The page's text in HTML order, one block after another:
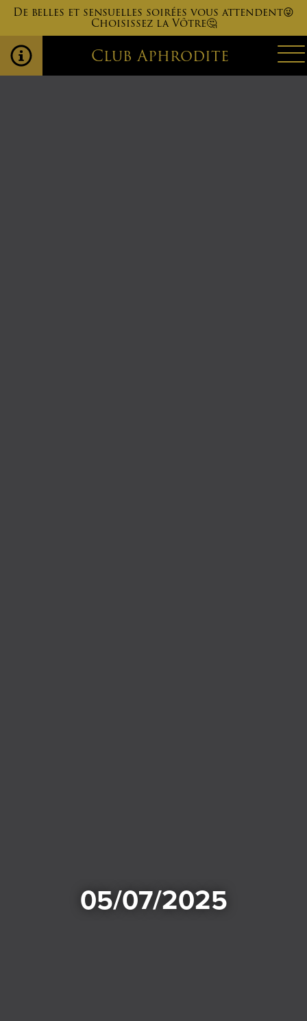
De belles et sensuelles soirées vous attendent😜
Choisissez la Vôtre🤔
Club Aphrodite
05/07/2025